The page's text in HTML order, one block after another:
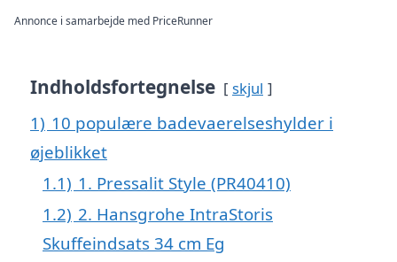
Annonce i samarbejde med PriceRunner
Indholdsfortegnelse skjul
1) 10 populære badevaerelseshylder i
øjeblikket
1.1) 1. Pressalit Style (PR40410)
1.2) 2. Hansgrohe IntraStoris
Skuffeindsats 34 cm Eg